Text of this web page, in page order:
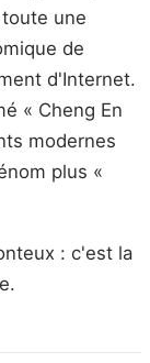
une
de
d'Internet.
« Cheng En
modernes
plus «
: c'est la